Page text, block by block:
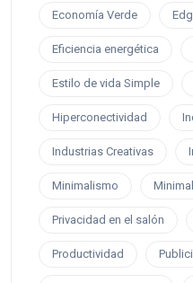
Economía Verde
Eficiencia energética
Estilo de vida Simple
Hiperconectividad
Industrias Creativas
Minimalismo
Privacidad en el salón
Productividad